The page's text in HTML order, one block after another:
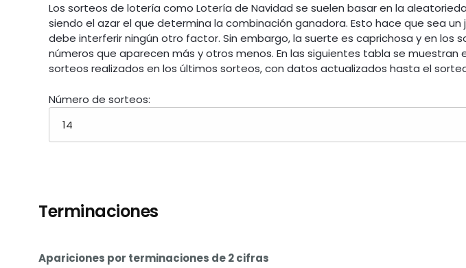
Los sorteos de lotería como Lotería de Navidad se suelen basar en la
siendo el azar el que determina la combinación ganadora. Esto hace que sea un
debe interferir ningún otro factor. Sin embargo, la suerte es caprichosa y en los
números que aparecen más y otros menos. En las siguientes tabla se muestran
sorteos realizados en los últimos sorteos, con datos actualizados hasta el
Número de sorteos:
Terminaciones
Apariciones por terminaciones de 2 cifras